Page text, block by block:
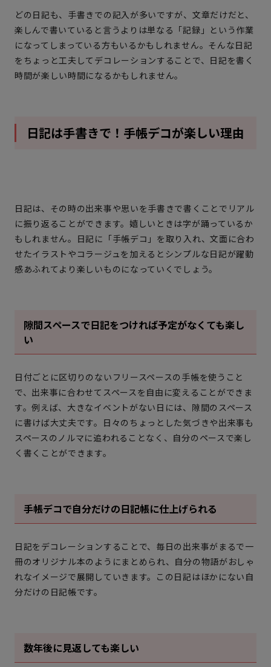
どの日記も、手書きでの記入が多いですが、文章だけだと、
楽しんで書いていると言うよりは単なる「記録」という作業
になってしまっている方もいるかもしれません。そんな日記
をちょっと工夫してデコレーションすることで、日記を書く
時間が楽しい時間になるかもしれません。
日記は手書きで！手帳デコが楽しい理由
日記は、その時の出来事や思いを手書きで書くことでリアル
に振り返ることができます。嬉しいときは字が踊っているか
もしれません。日記に「手帳デコ」を取り入れ、文面に合わ
せたイラストやコラージュを加えるとシンプルな日記が躍動
感あふれてより楽しいものになっていくでしょう。
隙間スペースで日記をつければ予定がなくても楽し
い
日付ごとに区切りのないフリースペースの手帳を使うこと
で、出来事に合わせてスペースを自由に変えることができま
す。例えば、大きなイベントがない日には、隙間のスペース
に書けば大丈夫です。日々のちょっとした気づきや出来事も
スペースのノルマに追われることなく、自分のペースで楽し
く書くことができます。
手帳デコで自分だけの日記帳に仕上げられる
日記をデコレーションすることで、毎日の出来事がまるで一
冊のオリジナル本のようにまとめられ、自分の物語がおしゃ
れなイメージで展開していきます。この日記はほかにない自
分だけの日記帳です。
数年後に見返しても楽しい